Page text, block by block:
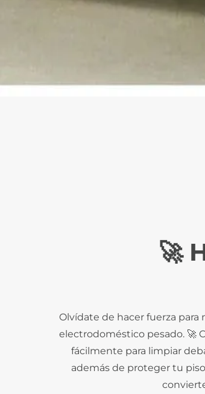
🚀
Olvídate de hacer fuerza para
electrodoméstico pesado. 🚀
fácilmente para limpiar
además de proteger tu